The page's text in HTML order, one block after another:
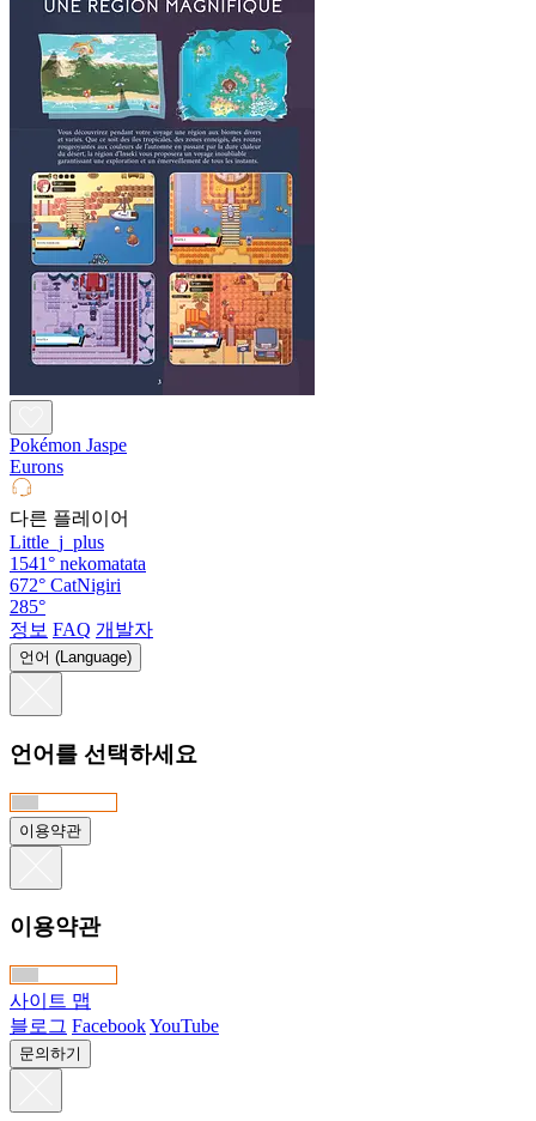
Pokémon Jaspe
Eurons
다른 플레이어
Little_j_plus
1541° nekomatata
672° CatNigiri
285°
정보 FAQ 개발자
언어 (Language)
언어를 선택하세요
이용약관
이용약관
사이트 맵
블로그 FacebookYouTube
문의하기